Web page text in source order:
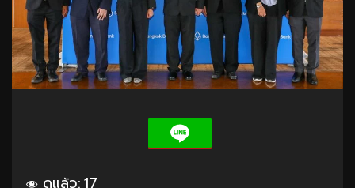
ดูแล้ว:17